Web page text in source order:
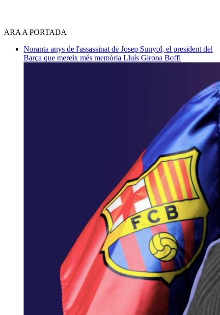
ARA A PORTADA
Noranta anys de l'assassinat de Josep Sunyol, el president del
Barça que mereix més memòria Lluís Girona Boffi